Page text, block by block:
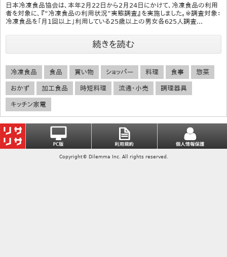
日本冷凍食品協会は、本年2月22日から2月24日にかけて、冷凍食品の利用
者を対象に、『“冷凍食品の利用状況”実態調査』を実施しました。※調査対象：
冷凍食品を「月1回以上」利用している25歳以上の男女各625人調査...
続きを読む
冷凍食品 食品 買い物 ショッパー 料理 食事 惣菜
おかず 加工食品 時短料理 流通・小売 調理器具
キッチン家電
Copyright© Dilemma Inc. All rights reserved.